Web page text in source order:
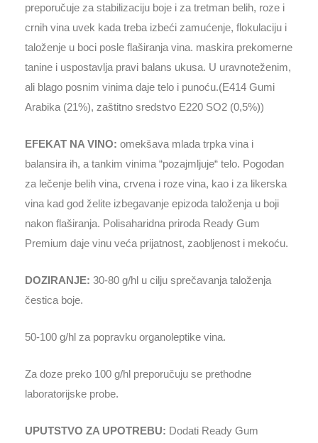
preporučuje za stabilizaciju boje i za tretman belih, roze i
crnih vina uvek kada treba izbeći zamućenje, flokulaciju i
taloženje u boci posle flaširanja vina. maskira prekomerne
tanine i uspostavlja pravi balans ukusa. U uravnoteženim,
ali blago posnim vinima daje telo i punoću.(E414 Gumi
Arabika (21%), zaštitno sredstvo E220 SO2 (0,5%))
EFEKAT NA VINO: omekšava mlada trpka vina i
balansira ih, a tankim vinima “pozajmljuje“ telo. Pogodan
za lečenje belih vina, crvena i roze vina, kao i za likerska
vina kad god želite izbegavanje epizoda taloženja u boji
nakon flaširanja. Polisaharidna priroda Ready Gum
Premium daje vinu veća prijatnost, zaobljenost i mekoću.
DOZIRANJE: 30-80 g/hl u cilju sprečavanja taloženja
čestica boje.
50-100 g/hl za popravku organoleptike vina.
Za doze preko 100 g/hl preporučuju se prethodne
laboratorijske probe.
UPUTSTVO ZA UPOTREBU: Dodati Ready Gum